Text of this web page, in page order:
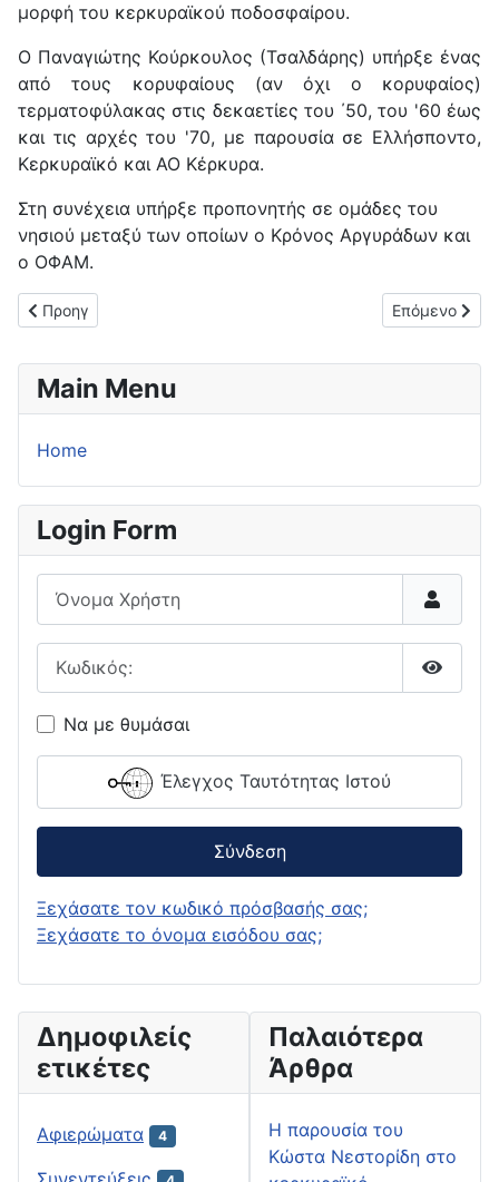
μορφή του κερκυραϊκού ποδοσφαίρου.
Ο Παναγιώτης Κούρκουλος (Τσαλδάρης) υπήρξε ένας
από τους κορυφαίους (αν όχι ο κορυφαίος)
τερματοφύλακας στις δεκαετίες του ΄50, του '60 έως
και τις αρχές του '70, με παρουσία σε Ελλήσποντο,
Κερκυραϊκό και ΑΟ Κέρκυρα.
Στη συνέχεια υπήρξε προπονητής σε ομάδες του
νησιού μεταξύ των οποίων ο Κρόνος Αργυράδων και
ο ΟΦΑΜ.
Προηγούμενο άρθρο: Στον τελικό κυπέλλου η ομάδα του
Προηγ Επόμενο
Επόμενο
Main Menu
Home
Login Form
Όνομα Χρήστη
Να με θυμάσαι
Έλεγχος Ταυτότητας Ιστού
Σύνδεση
Ξεχάσατε τον κωδικό πρόσβασής σας;
Ξεχάσατε το όνομα εισόδου σας;
Δημοφιλείς
ετικέτες
Αφιερώματα 4
Παλαιότερα
Άρθρα
H παρουσία του
Κώστα Νεστορίδη στο